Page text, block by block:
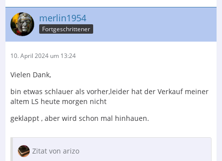
merlin1954
Fortgeschrittener
10. April 2024 um 13:24
Vielen Dank,
bin etwas schlauer als vorher,leider hat der Verkauf meiner
altem LS heute morgen nicht
geklappt , aber wird schon mal hinhauen.
Zitat von arizo